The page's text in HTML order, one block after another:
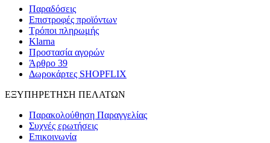
Παραδόσεις
Επιστροφές προϊόντων
Τρόποι πληρωμής
Klarna
Προστασία αγορών
Άρθρο 39
Δωροκάρτες SHOPFLIX
ΕΞΥΠΗΡΕΤΗΣΗ ΠΕΛΑΤΩΝ
Παρακολούθηση Παραγγελίας
Συχνές ερωτήσεις
Επικοινωνία